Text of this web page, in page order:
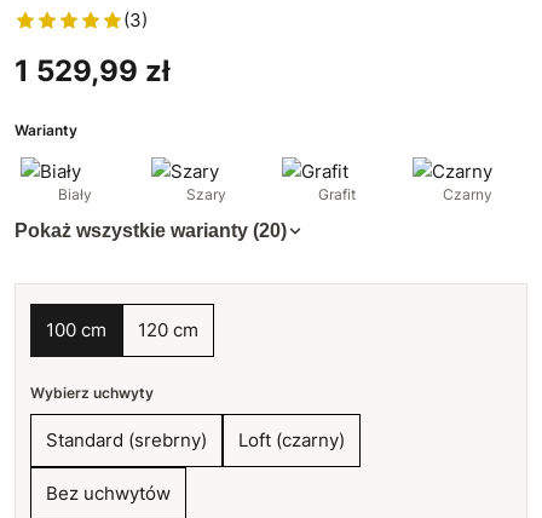
(3)
1 529,99 zł
Warianty
Biały Szary Grafit Czarny
Pokaż wszystkie warianty (20)
100 cm 120 cm
Wybierz uchwyty
Standard (srebrny) Loft (czarny)
Bez uchwytów